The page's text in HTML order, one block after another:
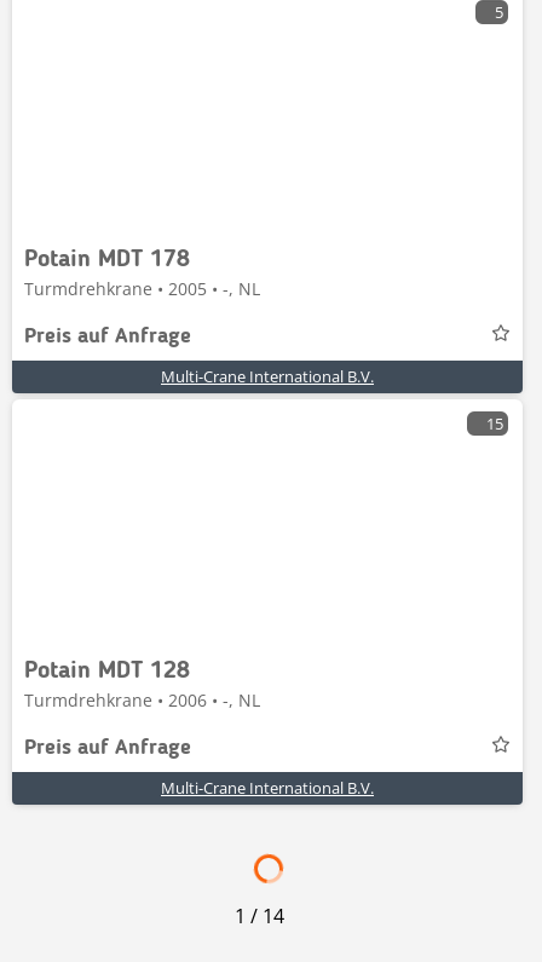
5
Potain MDT 178
Turmdrehkrane • 2005 • -, NL
Preis auf Anfrage
Multi-Crane International B.V.
15
Potain MDT 128
Turmdrehkrane • 2006 • -, NL
Preis auf Anfrage
Multi-Crane International B.V.
1 / 14